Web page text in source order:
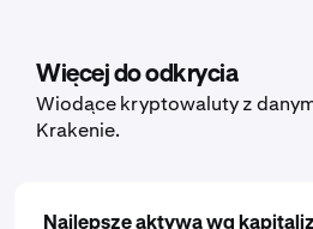
Następnie wprowadź kwotę,
częstotliwość, klikając
harmonogram: codziennie, co
Więcej do odkrycia
Wiodące kryptowaluty z
Krakenie.
Najlepsze aktywa wg